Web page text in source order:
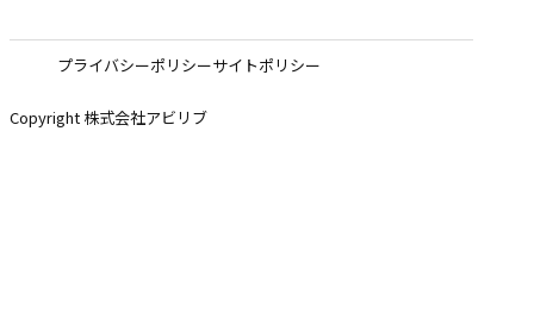
プライバシーポリシーサイトポリシー
Copyright 株式会社アビリブ